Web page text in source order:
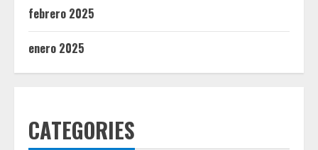
febrero 2025
enero 2025
CATEGORIES